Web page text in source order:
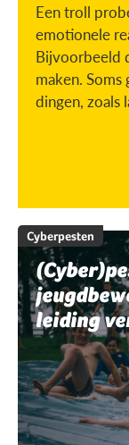
Een troll
emotionele
Bijvoorbeeld
maken.
dingen, zoals
Cyberpesten
leiding